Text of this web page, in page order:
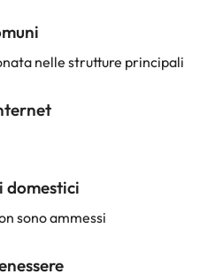
nelle strutture principali
domestici
sono ammessi